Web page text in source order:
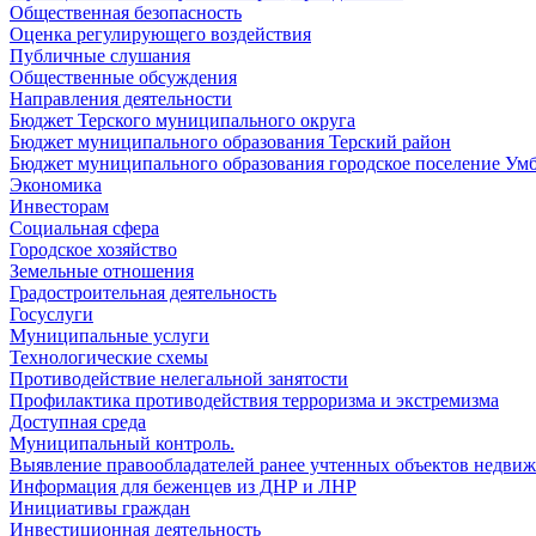
Общественная безопасность
Оценка регулирующего воздействия
Публичные слушания
Общественные обсуждения
Направления деятельности
Бюджет Терского муниципального округа
Бюджет муниципального образования Терский район
Бюджет муниципального образования городское поселение
Экономика
Инвесторам
Социальная сфера
Городское хозяйство
Земельные отношения
Градостроительная деятельность
Госуслуги
Муниципальные услуги
Технологические схемы
Противодействие нелегальной занятости
Профилактика противодействия терроризма и экстремизма
Доступная среда
Муниципальный контроль.
Выявление правообладателей ранее учтенных объектов
Информация для беженцев из ДНР и ЛНР
Инициативы граждан
Инвестиционная деятельность